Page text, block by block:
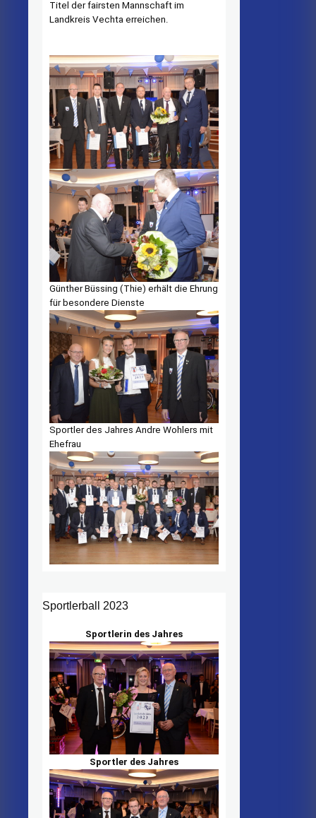
Titel der fairsten Mannschaft im
Landkreis Vechta erreichen.
Günther Büssing (Thie) erhält die Ehrung
für besondere Dienste
Sportler des Jahres Andre Wohlers mit
Ehefrau
Sportlerball 2023
Sportlerin des Jahres
Sportler des Jahres